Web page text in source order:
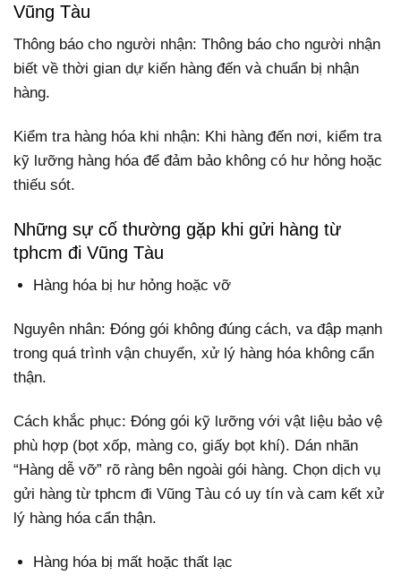
Vũng Tàu
Thông báo cho người nhận: Thông báo cho người nhận
biết về thời gian dự kiến hàng đến và chuẩn bị nhận
hàng.
Kiểm tra hàng hóa khi nhận: Khi hàng đến nơi, kiểm tra
kỹ lưỡng hàng hóa để đảm bảo không có hư hỏng hoặc
thiếu sót.
Những sự cố thường gặp khi gửi hàng từ
tphcm đi Vũng Tàu
Hàng hóa bị hư hỏng hoặc vỡ
Nguyên nhân: Đóng gói không đúng cách, va đập mạnh
trong quá trình vận chuyển, xử lý hàng hóa không cẩn
thận.
Cách khắc phục: Đóng gói kỹ lưỡng với vật liệu bảo vệ
phù hợp (bọt xốp, màng co, giấy bọt khí). Dán nhãn
“Hàng dễ vỡ” rõ ràng bên ngoài gói hàng. Chọn dịch vụ
gửi hàng từ tphcm đi Vũng Tàu có uy tín và cam kết xử
lý hàng hóa cẩn thận.
Hàng hóa bị mất hoặc thất lạc